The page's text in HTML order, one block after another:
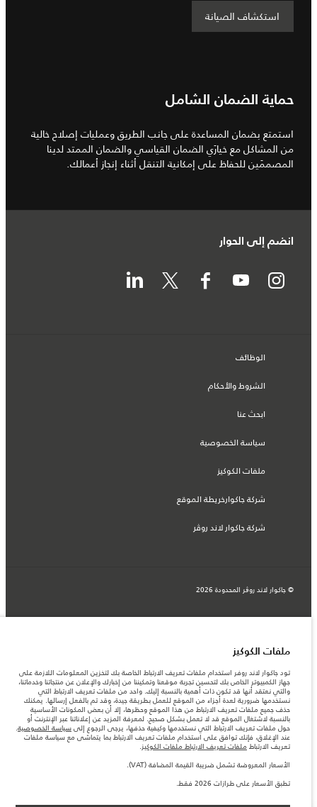
استكشاف الصيانة
حماية الضمان الشامل
استمتع بضمان المساعدة على جانب الطريق وعمليات إصلاح خالية
من المشاكل مع خيارَي الضمان القياسي والضمان الممتد لدينا
المصممَين للحفاظ على إمكانية التنقل أثناء إنجاز أعمالك.
انضم إلى الحوار
الوظائف
الشروط والأحكام
ابحث عنا
سياسة الخصوصية
ملفات الكوكيز
شركة جاكوارخريطة الموقع
شركة جاكوار لاند روڤر
© جاكوار لاند روڨر المحدودة 2026
آخر، كما أنّها قد تتغير بدون إشعار مسبق. الرجاء التواصل مع وكيلنا المحلي للتأكد من توفّرها
والتحقق من الأسعار.
الأرقام المقدمة هي نتيجة لاختبارات المصنع الرسمية وفقاً لتشريعات الاتحاد الأوروبي. قد
يتباين استهلك الوقود الفعلي للمركبة عن ذلك المتحقق في تلك الاختبارات كما أن هذه
الأرقام بغرض المقارنة فحسب.
ملاحظة مهمة حول الصور والمواصفات. إن النقص العالمي في أشباه الموصلات يؤثر حاليًا
في مواصفات تصميم السيارات وتوفر الخيارات وتوقيتات التصاميم. هذا ظرف ديناميكي
للغاية، ونتيجة لذلك، قد لا تمثّل الصور المستخدَمة ضمن موقع الويب حاليًا المواصفات الحالية
بالكامل بالنسبة إلى الميزات والخيارات والحلية ومجموعات الألوان. يرجى استشارة وكيلك الذي
سيتمكّن من تأكيد أي تقييدات حالية معك للسماح لك باتخاذ قرار مدروس
الأسعار المعروضة تشمل ضريبة القيمة المضافة (VAT).
الأسعار تنطبق فقط على الطرازات المصنعة في عام 2026.
ملفات الكوكيز
تود جاكوار لاند روفر استخدام ملفات تعريف الارتباط الخاصة بك لتخزين المعلومات اللازمة على
جهاز الكمبيوتر الخاص بك لتحسين تجربة موقعنا وتمكيننا من إخبارك والإعلان عن منتجاتنا وخدماتنا،
والتي نعتقد أنها قد تكون ذات أهمية بالنسبة إليك. واحد من ملفات تعريف الارتباط التي
نستخدمها ضرورية لعدة أجزاء من الموقع للعمل بطريقة جيدة، وقد تم بالفعل إرسالها. يمكنك
حذف جميع ملفات تعريف الارتباط من هذا الموقع وحظرها، إلا أن بعض المكونات الأساسية
بالنسبة لاشتغال الموقع قد لا تعمل بشكل صحيح. لمعرفة المزيد عن إعلاناتنا عبر الإنترنت أو
حول ملفات تعريف الارتباط التي نستخدمها وكيفية حذفها، يرجى الرجوع إلى سياسة الخصوصية.
عند الإغلاق، فإنك توافق على استخدام ملفات تعريف الارتباط بما يتماشى مع سياسة ملفات
تعريف الارتباط ملفات تعريف الارتباط ملفات الكوكيز.
الأسعار المعروضة تشمل ضريبة القيمة المضافة (VAT).
تطبق الأسعار على طرازات 2026 فقط.‎